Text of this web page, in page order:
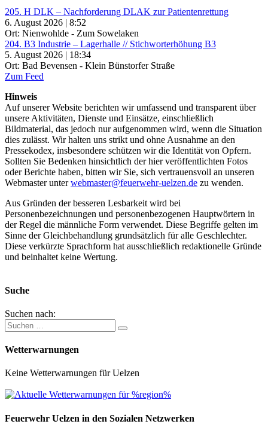
205. H DLK – Nachforderung DLAK zur Patientenrettung
6. August 2026 | 8:52
Ort: Nienwohlde - Zum Sowelaken
204. B3 Industrie – Lagerhalle // Stichworterhöhung B3
5. August 2026 | 18:34
Ort: Bad Bevensen - Klein Bünstorfer Straße
Zum Feed
Hinweis
Auf unserer Website berichten wir umfassend und transparent über
unsere Aktivitäten, Dienste und Einsätze, einschließlich
Bildmaterial, das jedoch nur aufgenommen wird, wenn die Situation
dies zulässt. Wir halten uns strikt und ohne Ausnahme an den
Pressekodex, insbesondere schützen wir die Identität von Opfern.
Sollten Sie Bedenken hinsichtlich der hier veröffentlichten Fotos
oder Berichte haben, bitten wir Sie, sich vertrauensvoll an unseren
Webmaster unterwebmaster@feuerwehr-uelzen.de zu wenden.
Aus Gründen der besseren Lesbarkeit wird bei
Personenbezeichnungen und personenbezogenen Hauptwörtern in
der Regel die männliche Form verwendet. Diese Begriffe gelten im
Sinne der Gleichbehandlung grundsätzlich für alle Geschlechter.
Diese verkürzte Sprachform hat ausschließlich redaktionelle Gründe
und beinhaltet keine Wertung.
Suche
Suchen nach:
Wetterwarnungen
Keine Wetterwarnungen für Uelzen
Feuerwehr Uelzen in den Sozialen Netzwerken